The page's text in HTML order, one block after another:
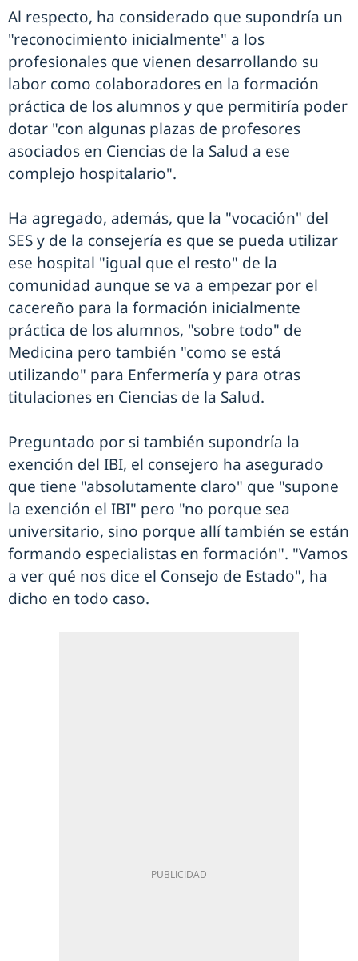
Al respecto, ha considerado que supondría un
"reconocimiento inicialmente" a los
profesionales que vienen desarrollando su
labor como colaboradores en la formación
práctica de los alumnos y que permitiría poder
dotar "con algunas plazas de profesores
asociados en Ciencias de la Salud a ese
complejo hospitalario".
Ha agregado, además, que la "vocación" del
SES y de la consejería es que se pueda utilizar
ese hospital "igual que el resto" de la
comunidad aunque se va a empezar por el
cacereño para la formación inicialmente
práctica de los alumnos, "sobre todo" de
Medicina pero también "como se está
utilizando" para Enfermería y para otras
titulaciones en Ciencias de la Salud.
Preguntado por si también supondría la
exención del IBI, el consejero ha asegurado
que tiene "absolutamente claro" que "supone
la exención el IBI" pero "no porque sea
universitario, sino porque allí también se están
formando especialistas en formación". "Vamos
a ver qué nos dice el Consejo de Estado", ha
dicho en todo caso.